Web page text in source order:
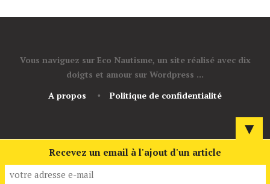
Vous naviguez sur Eco Nautisme, un site réalisé avec dix
doigts et amour sur Wordpress ...
A propos
Politique de confidentialité
▼
Recevez un email à l'ajout d'un article